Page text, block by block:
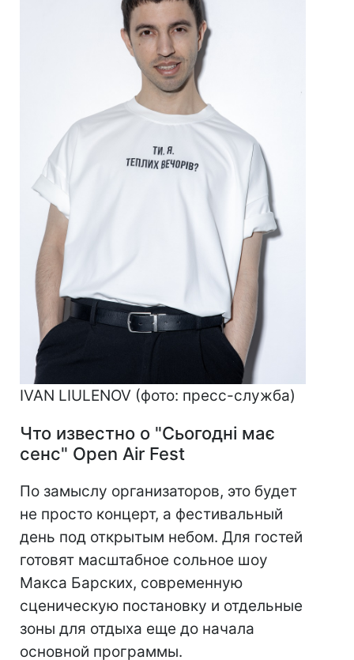
IVAN LIULENOV (фото: пресс-служба)
Что известно о "Сьогодні має
сенс" Open Air Fest
По замыслу организаторов, это будет
не просто концерт, а фестивальный
день под открытым небом. Для гостей
готовят масштабное сольное шоу
Макса Барских, современную
сценическую постановку и отдельные
зоны для отдыха еще до начала
основной программы.